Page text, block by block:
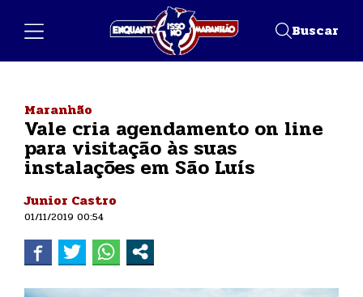
Buscar
Maranhão
Vale cria agendamento on line
para visitação às suas
instalações em São Luís
Junior Castro
01/11/2019 00:54